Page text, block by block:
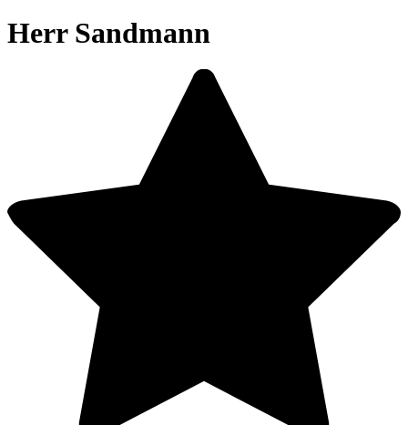
Herr Sandmann